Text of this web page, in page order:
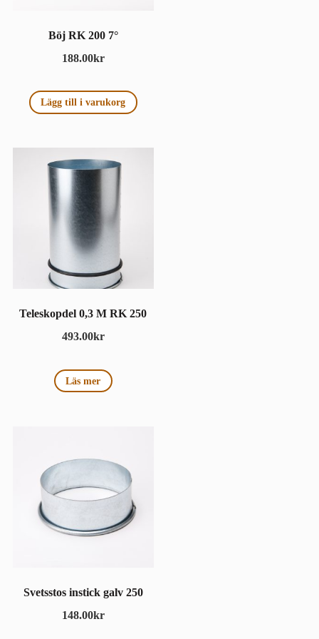
Böj RK 200 7°
188.00kr
Lägg till i varukorg
Teleskopdel 0,3 M RK 250
493.00kr
Läs mer
Svetsstos instick galv 250
148.00kr